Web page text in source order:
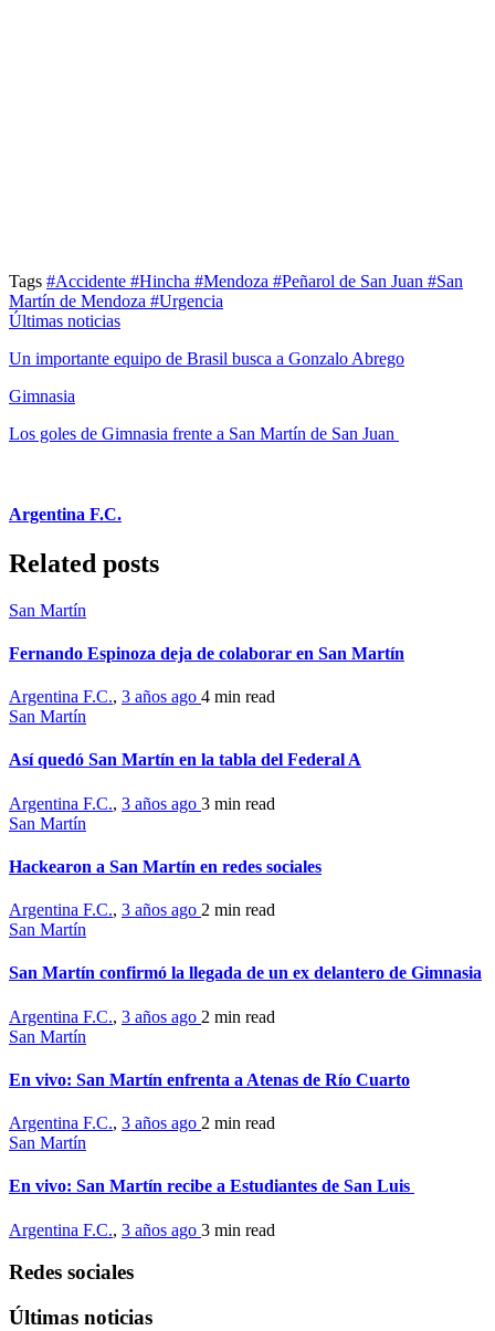
Tags #Accidente #Hincha #Mendoza #Peñarol de San Juan #San
Martín de Mendoza #Urgencia
Últimas noticias
Un importante equipo de Brasil busca a Gonzalo Abrego
Gimnasia
Los goles de Gimnasia frente a San Martín de San Juan
Argentina F.C.
Related posts
San Martín
Fernando Espinoza deja de colaborar en San Martín
Argentina F.C., 3 años ago 4 min read
San Martín
Así quedó San Martín en la tabla del Federal A
Argentina F.C., 3 años ago 3 min read
San Martín
Hackearon a San Martín en redes sociales
Argentina F.C., 3 años ago 2 min read
San Martín
San Martín confirmó la llegada de un ex delantero de Gimnasia
Argentina F.C., 3 años ago 2 min read
San Martín
En vivo: San Martín enfrenta a Atenas de Río Cuarto
Argentina F.C., 3 años ago 2 min read
San Martín
En vivo: San Martín recibe a Estudiantes de San Luis
Argentina F.C., 3 años ago 3 min read
Redes sociales
Últimas noticias